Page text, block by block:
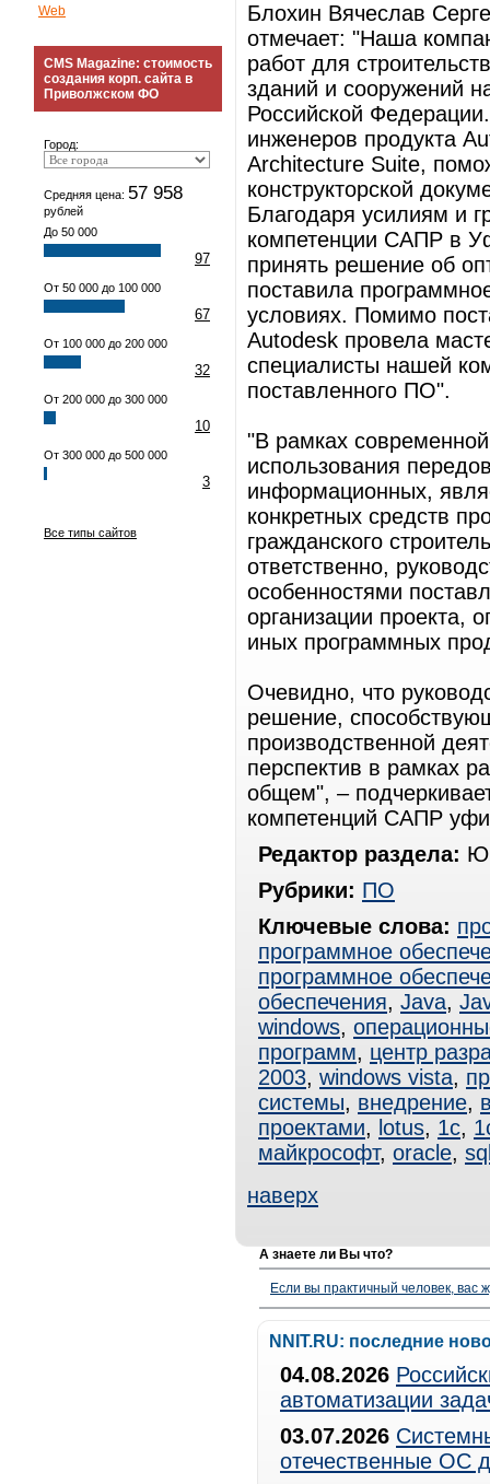
Web
CMS Magazine: стоимость
создания корп. сайта в
Приволжском ФО
Город:
Средняя цена: 57 958
рублей
До 50 000
97
От 50 000 до 100 000
67
От 100 000 до 200 000
32
От 200 000 до 300 000
10
От 300 000 до 500 000
3
Все типы сайтов
Блохин Вячеслав
отмечает: "Наша
работ для
зданий и сооружений
Российской
инженеров продукта
Architecture Suite,
конструкторской
Благодаря усилиям и
компетенции САПР в
принять решение об
поставила
условиях. Помимо
Autodesk провела
специалисты нашей
поставленного ПО".
"В рамках
использования
информационных,
конкретных средств
гражданского
ответственно,
особенностями
организации проекта,
иных программных
Очевидно, что
решение,
производственной
перспектив в рамках
общем", –
компетенций САПР
Редактор раздела:
Рубрики: ПО
Ключевые слова:
программное
программное
обеспечения, Java,
windows,
программ, центр
2003, windows vista,
системы, внедрение,
проектами, lotus, 1с,
майкрософт, oracle,
наверх
А знаете ли Вы что?
Если вы практичный человек, вас
NNIT.RU: последние
04.08.2026
автоматизации
03.07.2026
отечественные ОС